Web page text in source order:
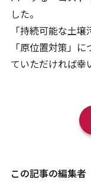
した。
「持続可能な土
「原位置対策」
ていただければ幸
この記事の編集者